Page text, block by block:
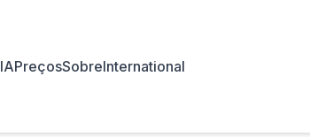
IAPreçosSobreInternational